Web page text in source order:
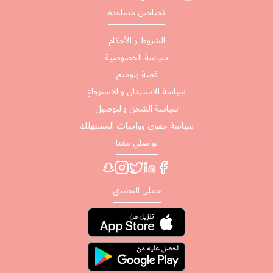
تحتاجين مساعدة
الشروط و الأحكام
سياسة الخصوصية
قصة بلومنج
سياسة الاستبدال و الاسترجاع
سياسة الشحن والتوصيل
سياسة حقوق وواجبات المستهلك
تواصلي معنا
حملي التطبيق